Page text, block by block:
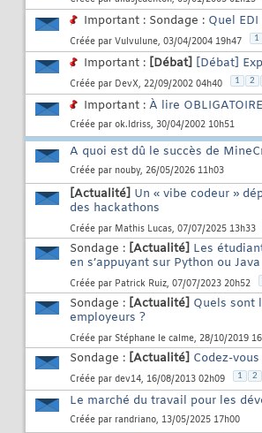
Important : Sondage : Quel
Créée par Vulvulune, 03/04/2004 19h47 1
Important : [Débat] [Débat]
Créée par DevX, 22/09/2002 04h40 1 2
Important : À lire
Créée par ok.Idriss, 30/04/2002 10h51
A quoi est dû le succès de
Créée par nouby, 26/05/2026 11h03
[Actualité] Un « vibe codeur »
des hackathons
Créée par Mathis Lucas, 07/07/2025 13h33
Sondage : [Actualité] Les
en s’appuyant sur Python ou Java
Créée par Patrick Ruiz, 07/07/2023 20h52
Sondage : [Actualité] Quels sont
employeurs ?
Créée par Stéphane le calme, 28/10/2019
Sondage : [Actualité] Codez-
Créée par dev14, 16/08/2013 02h09 1 2
Le marché du travail pour les
Créée par randriano, 13/05/2025 17h00